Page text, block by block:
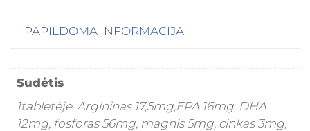
PAPILDOMA INFORMACIJA
Sudėtis
1tabletėje. Argininas 17,5mg,EPA 16mg, DHA
12mg, fosforas 56mg, magnis 5mg, cinkas 3mg,